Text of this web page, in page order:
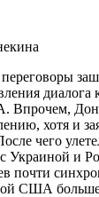
Впрочем,
хотя и
чего
с Украиной и
почти
США